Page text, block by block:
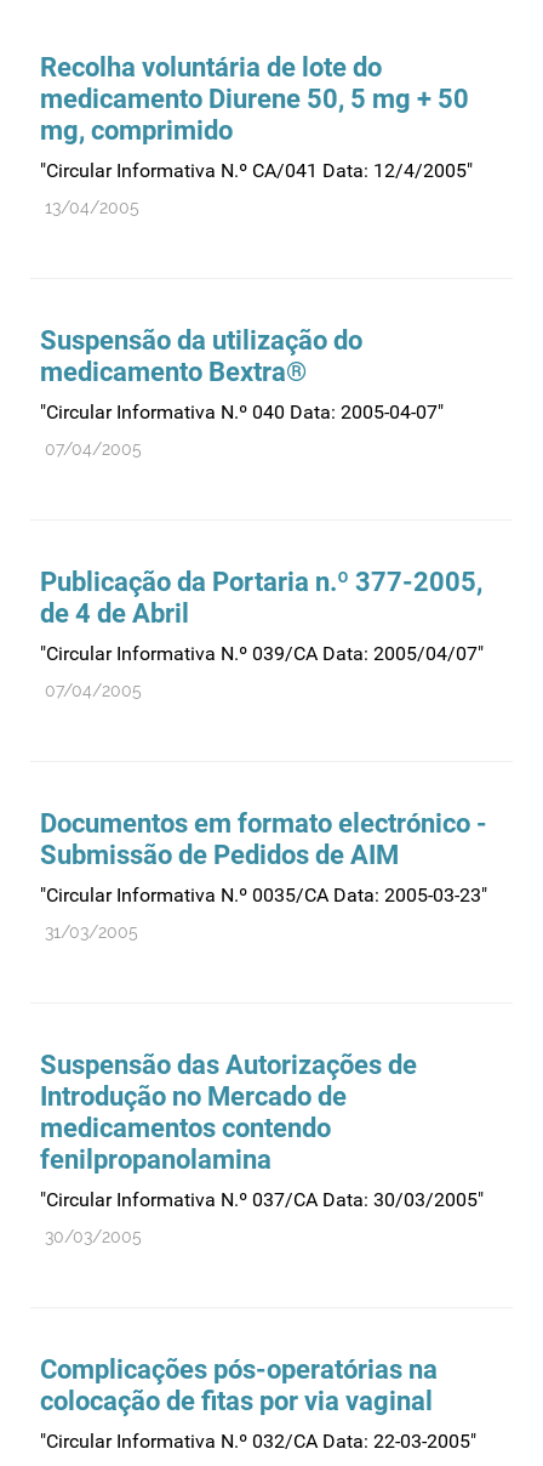
Controlo de qualidade
Cosméticos
Dispensa
Dispositivos médicos
Entidades reguladoras
Estrutura e organização
Exercício farmacêutico
Exportação
Farmacovigilância
Farmácias
Gestão financeira e patrimonial
Hemoderivados
Informação institucional
Inspeção
Investigação
Legislação
Manutenção no mercado
Medicamentos de uso humano
Medicamentos genéricos
Medicamentos homeopáticos
Medicinas alternativas
Nanotecnologia
Prescrição
Preços
Produtos de saúde
Recolha voluntária de lote do
medicamento Diurene 50, 5 mg + 50
mg, comprimido
"Circular Informativa N.º CA/041 Data: 12/4/2005"
13/04/2005
Suspensão da utilização do
medicamento Bextra®
"Circular Informativa N.º 040 Data: 2005-04-07"
07/04/2005
Publicação da Portaria n.º 377-2005,
de 4 de Abril
"Circular Informativa N.º 039/CA Data: 2005/04/07"
07/04/2005
Documentos em formato electrónico -
Submissão de Pedidos de AIM
"Circular Informativa N.º 0035/CA Data: 2005-03-23"
31/03/2005
Suspensão das Autorizações de
Introdução no Mercado de
medicamentos contendo
fenilpropanolamina
"Circular Informativa N.º 037/CA Data: 30/03/2005"
30/03/2005
Complicações pós-operatórias na
colocação de fitas por via vaginal
"Circular Informativa N.º 032/CA Data: 22-03-2005"